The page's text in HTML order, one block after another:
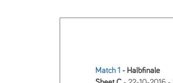
Match 1 - Halbfinale